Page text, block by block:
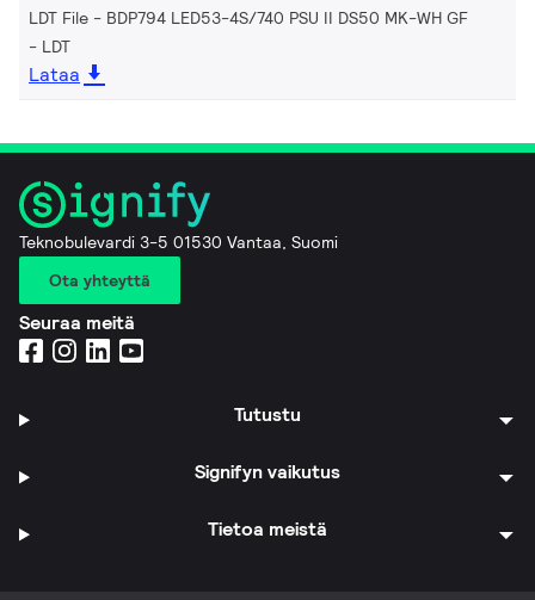
LDT File - BDP794 LED53-4S/740 PSU II DS50 MK-WH GF
LDT
Lataa
Teknobulevardi 3-5 01530 Vantaa, Suomi
Ota yhteyttä
Seuraa meitä
Tutustu
Signifyn vaikutus
Tietoa meistä